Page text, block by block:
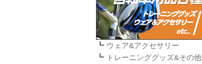
ウェア&アクセサリー
トレーニンググッズ&その他